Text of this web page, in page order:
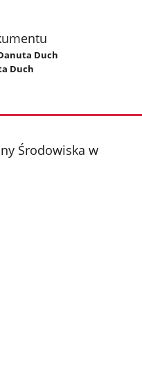
Duch
Duch
Środowiska w